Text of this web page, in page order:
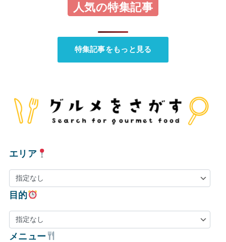
人気の特集記事
特集記事をもっと見る
エリア
目的
メニュー